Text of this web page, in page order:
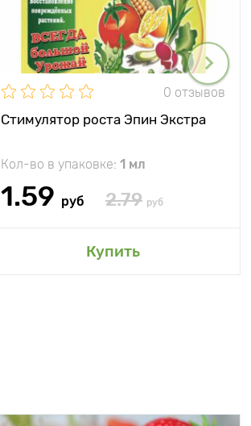
0 отзывов
Стимулятор роста Эпин Экстра
Кол-во в упаковке: 1 мл
1.59 руб 2.79 руб
Купить